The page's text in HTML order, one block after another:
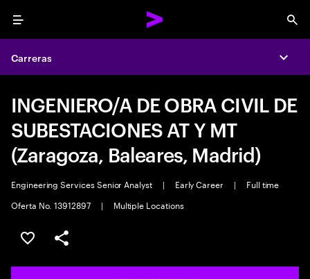
Menu
Carreras
INGENIERO/A DE OBRA CIVIL DE
SUBESTACIONES AT Y MT
(Zaragoza, Baleares, Madrid)
Engineering Services Senior Analyst | Early Career |
Full time
Oferta No. 13912897
| Multiple Locations
Guardar este empleo
Compartir este empleo